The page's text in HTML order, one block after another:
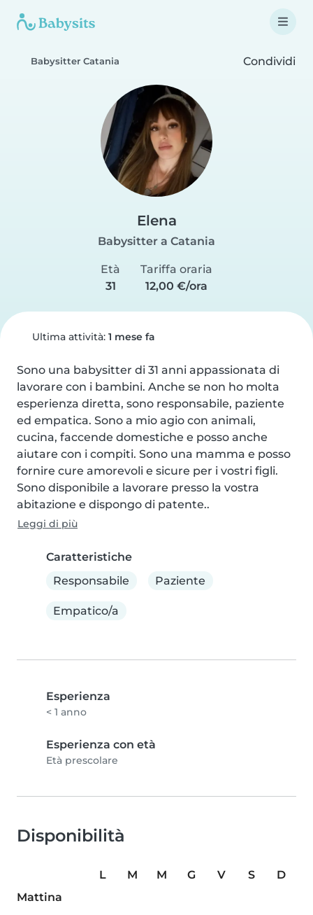
Babysitter Catania Condividi
Elena
Babysitter a Catania
Età
31
Tariffa oraria
12,00 €/ora
Ultima attività: 1 mese fa
Sono una babysitter di 31 anni appassionata di
lavorare con i bambini. Anche se non ho molta
esperienza diretta, sono responsabile, paziente
ed empatica. Sono a mio agio con animali,
cucina, faccende domestiche e posso anche
aiutare con i compiti. Sono una mamma e posso
fornire cure amorevoli e sicure per i vostri figli.
Sono disponibile a lavorare presso la vostra
abitazione e dispongo di patente..
Leggi di più
Caratteristiche
Responsabile
Paziente
Empatico/a
Esperienza
< 1 anno
Esperienza con età
Età prescolare
Disponibilità
L M M G V S
D
Mattina